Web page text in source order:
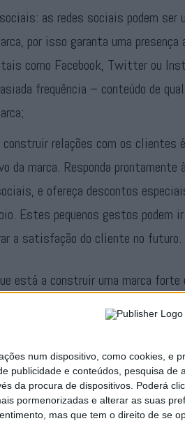
num dispositivo, como cookies, e
publicidade e conteúdos, pesquisa de
da procura de dispositivos. Poderá
pormenorizadas e alterar as suas
mas que tem o direito de se
as redes sociais podem ser
por isso garanta uma
como Facebook, Twitter ou
frequência – conteúdo de
relações com os clientes
da marca. Responda prontamente
e ofereça descontos
Estes pequenos gestos podem
a satisfação do cliente no futuro.
está a construir uma marca forte
levando a um maior sucesso a